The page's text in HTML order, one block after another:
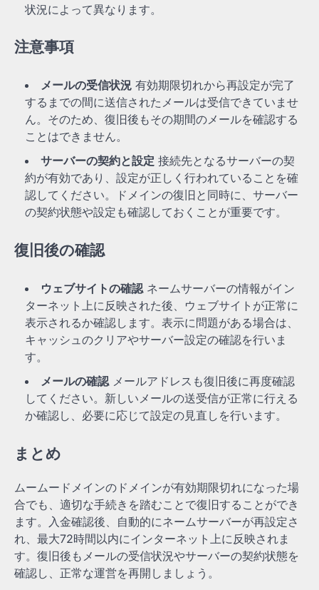
状況によって異なります。
注意事項
メールの受信状況 有効期限切れから再設定が完了
するまでの間に送信されたメールは受信できていませ
ん。そのため、復旧後もその期間のメールを確認する
ことはできません。
サーバーの契約と設定 接続先となるサーバーの契
約が有効であり、設定が正しく行われていることを確
認してください。ドメインの復旧と同時に、サーバー
の契約状態や設定も確認しておくことが重要です。
復旧後の確認
ウェブサイトの確認 ネームサーバーの情報がイン
ターネット上に反映された後、ウェブサイトが正常に
表示されるか確認します。表示に問題がある場合は、
キャッシュのクリアやサーバー設定の確認を行いま
す。
メールの確認 メールアドレスも復旧後に再度確認
してください。新しいメールの送受信が正常に行える
か確認し、必要に応じて設定の見直しを行います。
まとめ
ムームードメインのドメインが有効期限切れになった場
合でも、適切な手続きを踏むことで復旧することができ
ます。入金確認後、自動的にネームサーバーが再設定さ
れ、最大72時間以内にインターネット上に反映されま
す。復旧後もメールの受信状況やサーバーの契約状態を
確認し、正常な運営を再開しましょう。